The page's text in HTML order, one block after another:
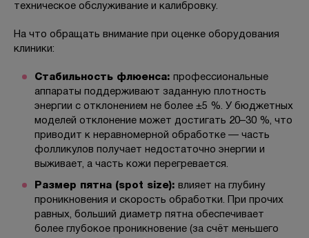
техническое обслуживание и калибровку.
На что обращать внимание при оценке оборудования
клиники:
Стабильность флюенса: профессиональные
аппараты поддерживают заданную плотность
энергии с отклонением не более ±5 %. У бюджетных
моделей отклонение может достигать 20–30 %, что
приводит к неравномерной обработке — часть
фолликулов получает недостаточно энергии и
выживает, а часть кожи перегревается.
Размер пятна (spot size): влияет на глубину
проникновения и скорость обработки. При прочих
равных, больший диаметр пятна обеспечивает
более глубокое проникновение (за счёт меньшего